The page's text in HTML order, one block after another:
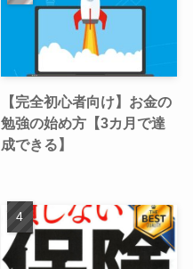
【完全初心者向け】お金の
勉強の始め方【3カ月で達
成できる】